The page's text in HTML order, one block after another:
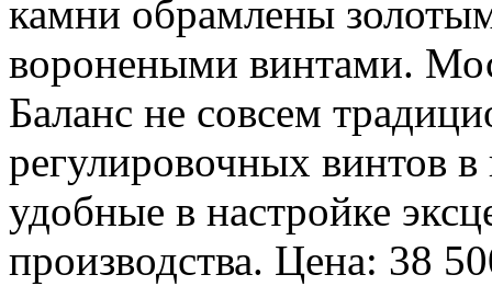
камни обрамлены
воронеными винтами.
Баланс не совсем
регулировочных винтов
удобные в настройке
производства. Цена: 38